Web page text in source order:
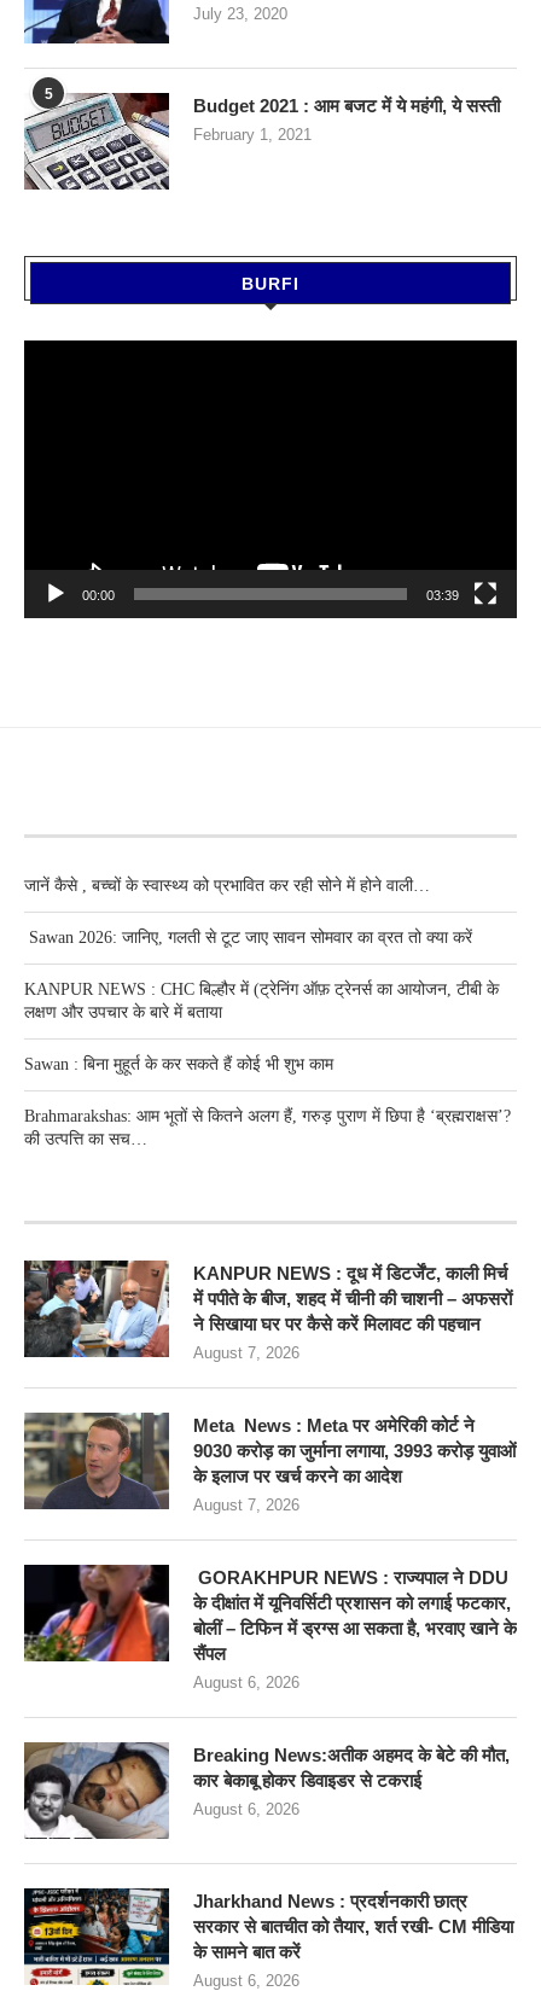
July 23, 2020
5
Budget 2021 : आम बजट में ये महंगी, ये सस्‍ती
February 1, 2021
BURFI
00:00 03:39
जानें कैसे , बच्चों के स्वास्थ्य को प्रभावित कर रही सोने में होने वाली…
Sawan 2026: जानिए, गलती से टूट जाए सावन सोमवार का व्रत तो क्या करें
KANPUR NEWS : CHC बिल्हौर में (ट्रेनिंग ऑफ़ ट्रेनर्स का आयोजन, टीबी के
लक्षण और उपचार के बारे में बताया
Sawan : बिना मुहूर्त के कर सकते हैं कोई भी शुभ काम
Brahmarakshas: आम भूतों से कितने अलग हैं, गरुड़ पुराण में छिपा है ‘ब्रह्मराक्षस’?
की उत्पत्ति का सच…
KANPUR NEWS : दूध में डिटर्जेंट, काली मिर्च
में पपीते के बीज, शहद में चीनी की चाशनी – अफसरों
ने सिखाया घर पर कैसे करें मिलावट की पहचान
August 7, 2026
Meta News : Meta पर अमेरिकी कोर्ट ने
9030 करोड़ का जुर्माना लगाया, 3993 करोड़ युवाओं
के इलाज पर खर्च करने का आदेश
August 7, 2026
GORAKHPUR NEWS : राज्यपाल ने DDU
के दीक्षांत में यूनिवर्सिटी प्रशासन को लगाई फटकार,
बोलीं – टिफिन में ड्रग्स आ सकता है, भरवाए खाने के
सैंपल
August 6, 2026
Breaking News:अतीक अहमद के बेटे की मौत,
कार बेकाबू होकर डिवाइडर से टकराई
August 6, 2026
Jharkhand News : प्रदर्शनकारी छात्र
सरकार से बातचीत को तैयार, शर्त रखी- CM मीडिया
के सामने बात करें
August 6, 2026